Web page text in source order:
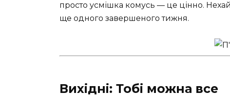
просто усмішка комусь — це цінно.
ще одного завершеного тижня.
Вихідні: Тобі можна все